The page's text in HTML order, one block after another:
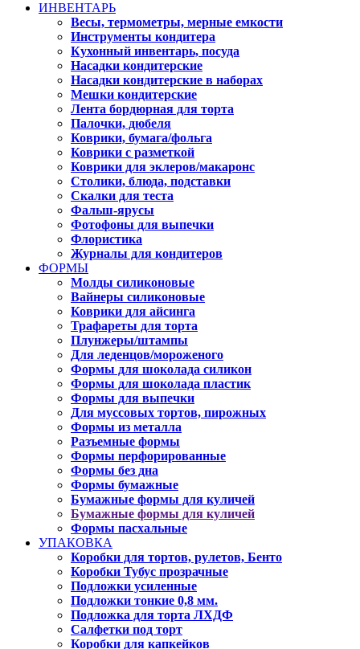
ИНВЕНТАРЬ
Весы, термометры, мерные емкости
Инструменты кондитера
Кухонный инвентарь, посуда
Насадки кондитерские
Насадки кондитерские в наборах
Мешки кондитерские
Лента бордюрная для торта
Палочки, дюбеля
Коврики, бумага/фольга
Коврики с разметкой
Коврики для эклеров/макаронс
Столики, блюда, подставки
Скалки для теста
Фальш-ярусы
Фотофоны для выпечки
Флористика
Журналы для кондитеров
ФОРМЫ
Молды силиконовые
Вайнеры силиконовые
Коврики для айсинга
Трафареты для торта
Плунжеры/штампы
Для леденцов/мороженого
Формы для шоколада силикон
Формы для шоколада пластик
Формы для выпечки
Для муссовых тортов, пирожных
Формы из металла
Разъемные формы
Формы перфорированные
Формы без дна
Формы бумажные
Бумажные формы для куличей
Бумажные формы для куличей
Формы пасхальные
УПАКОВКА
Коробки для тортов, рулетов, Бенто
Коробки Тубус прозрачные
Подложки усиленные
Подложки тонкие 0,8 мм.
Подложка для торта ЛХДФ
Салфетки под торт
Коробки для капкейков